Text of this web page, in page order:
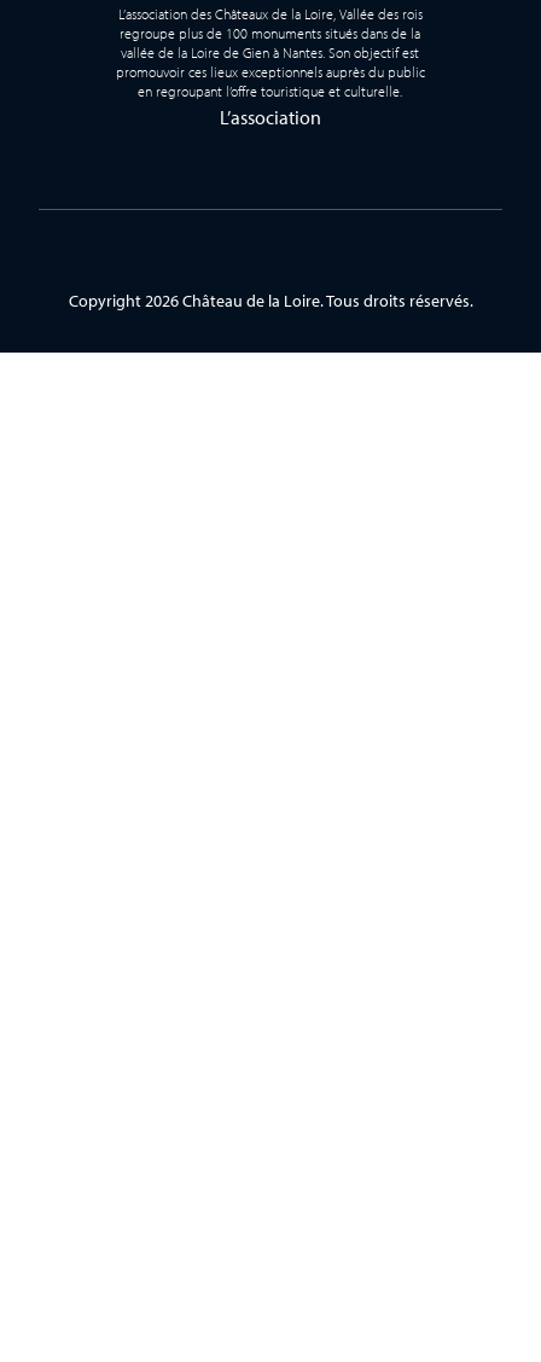
L’association des Châteaux de la Loire, Vallée des rois
regroupe plus de 100 monuments situés dans de la
vallée de la Loire de Gien à Nantes. Son objectif est
promouvoir ces lieux exceptionnels auprès du public
en regroupant l’offre touristique et culturelle.
L’association
Copyright 2026 Château de la Loire. Tous droits réservés.